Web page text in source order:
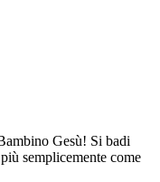
Gesù! Si badi
semplicemente come